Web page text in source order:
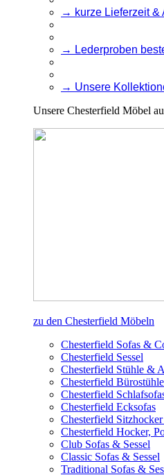
→ kurze Lieferzeit &
→ Lederproben
→ Unsere
Unsere Chesterfield Möbel
zu den Chesterfield Möbeln
Chesterfield Sofas &
Chesterfield Sessel
Chesterfield Stühle &
Chesterfield
Chesterfield
Chesterfield Ecksofas
Chesterfield
Chesterfield Hocker,
Club Sofas & Sessel
Classic Sofas & Sessel
Traditional Sofas &